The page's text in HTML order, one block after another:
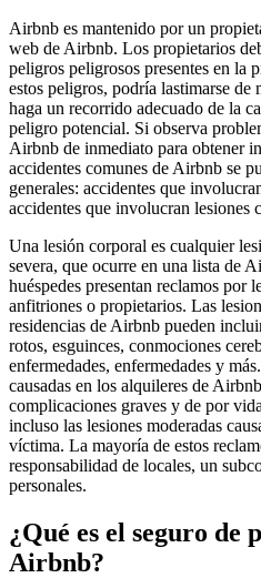
Airbnb es mantenido por un
web de Airbnb. Los propietarios
peligros peligrosos presentes en la
estos peligros, podría lastimarse de
haga un recorrido adecuado de la
peligro potencial. Si observa
Airbnb de inmediato para obtener
accidentes comunes de Airbnb se
generales: accidentes que
accidentes que involucran lesiones
Una lesión corporal es cualquier
severa, que ocurre en una lista de
huéspedes presentan reclamos por
anfitriones o propietarios. Las
residencias de Airbnb pueden
rotos, esguinces, conmociones
enfermedades, enfermedades y
causadas en los alquileres de
complicaciones graves y de por
incluso las lesiones moderadas
víctima. La mayoría de estos
responsabilidad de locales, un
personales.
¿Qué es el seguro de
Airbnb?